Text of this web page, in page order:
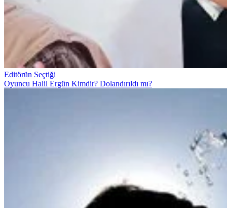
Editörün Seçtiği
Oyuncu Halil Ergün Kimdir? Dolandırıldı mı?